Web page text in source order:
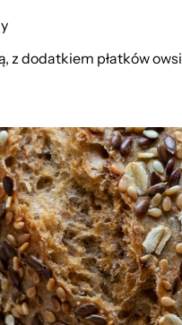
z dodatkiem płatków